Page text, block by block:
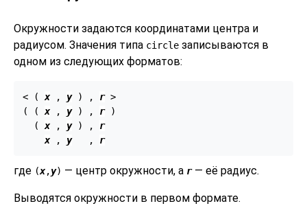
Окружности задаются координатами центра и
радиусом. Значения типа circle записываются в
одном из следующих форматов:
< ( x , y ) , r >
( ( x , y ) , r )
  (
x , y ) , r
x , y
   ,
r
где (x,y) — центр окружности, а r— её радиус.
Выводятся окружности в первом формате.